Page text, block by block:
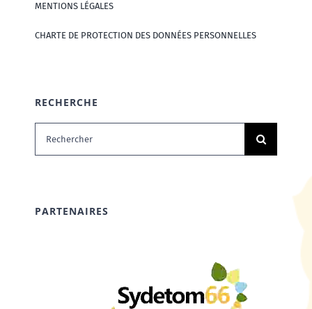
MENTIONS LÉGALES
CHARTE DE PROTECTION DES DONNÉES PERSONNELLES
RECHERCHE
Rechercher:
PARTENAIRES